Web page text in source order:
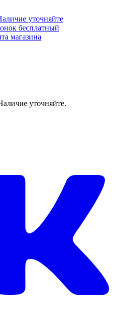
уточняйте
бесплатный
магазина
уточняйте.